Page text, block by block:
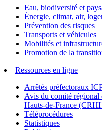
Eau, biodiversité et
Énergie, climat, air,
Prévention des risques
Transports et véhicules
Mobilités et
Promotion de la
Ressources en ligne
Arrêtés préfectoraux
Avis du comité régional
Hauts-de-France
Téléprocédures
Statistiques